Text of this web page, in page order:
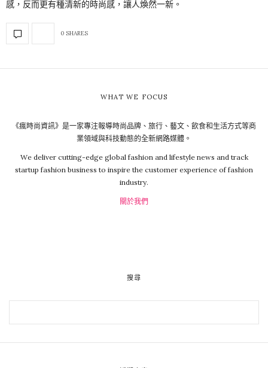
感，反而更有種清新的時尚感，讓人煥然一新。
0 SHARES
WHAT WE FOCUS
《瘋時尚資訊》是一家專注報導時尚品牌、旅行、藝文、飲食和生活方式等商
業領域與科技動態的全新網路媒體。
We deliver cutting-edge global fashion and lifestyle news and track
startup fashion business to inspire the customer experience of fashion
industry.
關於我們
搜尋